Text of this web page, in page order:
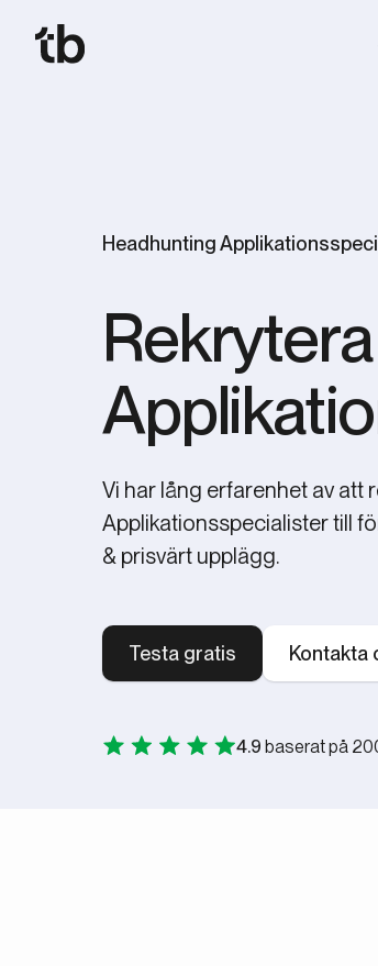
Headhunting
Rekrytera
Vi har lång erfarenhet av att
Applikationsspecialister till
& prisvärt upplägg.
Testa gratis Kontakta
4.9 baserat på